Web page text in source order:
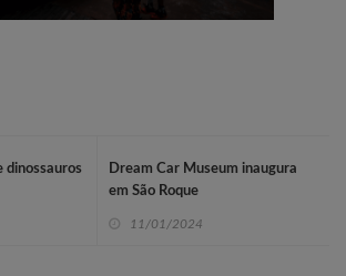
dinossauros
Dream Car Museum inaugura
em São Roque
11/01/2024